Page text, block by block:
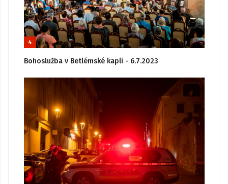
4
Bohoslužba v Betlémské kapli - 6.7.2023